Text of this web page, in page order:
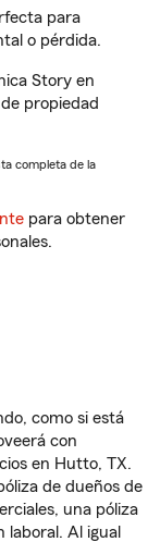
para
o pérdida.
Story en
propiedad
completa de la
para obtener
como si está
con
en Hutto, TX.
de dueños de
una póliza
laboral. Al igual